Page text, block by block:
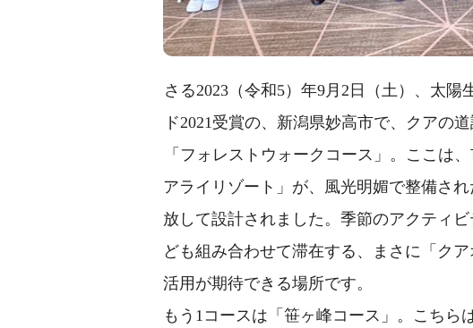
さる2023（令和5）年9月2日（土）、太
ド2021受賞の、新潟県妙高市で、クアの
「フォレストウォークコース」。ここは
アライリゾート」が、風光明媚で整備さ
放して設計されました。季節のアクティ
ども組み合わせて滞在する、まさに「ク
活用が期待できる場所です。
もう1コースは「笹ヶ峰コース」。こちら